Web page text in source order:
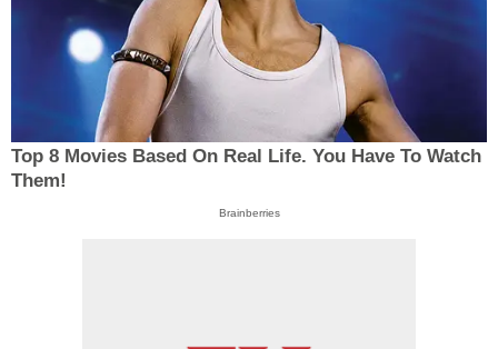
Top 8 Movies Based On Real Life. You Have To Watch
Them!
Brainberries